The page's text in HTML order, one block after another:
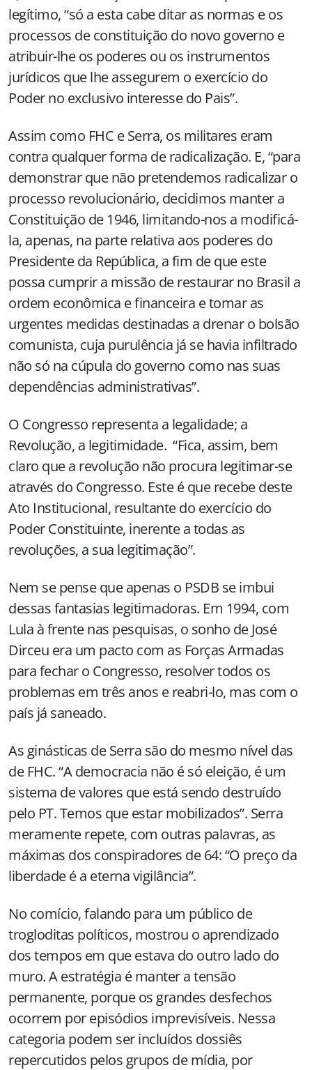
legítimo, “só a esta cabe ditar as normas e os
processos de constituição do novo governo e
atribuir-lhe os poderes ou os instrumentos
jurídicos que lhe assegurem o exercício do
Poder no exclusivo interesse do Pais”.
Assim como FHC e Serra, os militares eram
contra qualquer forma de radicalização. E, “para
demonstrar que não pretendemos radicalizar o
processo revolucionário, decidimos manter a
Constituição de 1946, limitando-nos a modificá-
la, apenas, na parte relativa aos poderes do
Presidente da República, a fim de que este
possa cumprir a missão de restaurar no Brasil a
ordem econômica e financeira e tomar as
urgentes medidas destinadas a drenar o bolsão
comunista, cuja purulência já se havia infiltrado
não só na cúpula do governo como nas suas
dependências administrativas”.
O Congresso representa a legalidade; a
Revolução, a legitimidade. “Fica, assim, bem
claro que a revolução não procura legitimar-se
através do Congresso. Este é que recebe deste
Ato Institucional, resultante do exercício do
Poder Constituinte, inerente a todas as
revoluções, a sua legitimação”.
Nem se pense que apenas o PSDB se imbui
dessas fantasias legitimadoras. Em 1994, com
Lula à frente nas pesquisas, o sonho de José
Dirceu era um pacto com as Forças Armadas
para fechar o Congresso, resolver todos os
problemas em três anos e reabri-lo, mas com o
país já saneado.
As ginásticas de Serra são do mesmo nível das
de FHC. “A democracia não é só eleição, é um
sistema de valores que está sendo destruído
pelo PT. Temos que estar mobilizados”. Serra
meramente repete, com outras palavras, as
máximas dos conspiradores de 64: “O preço da
liberdade é a eterna vigilância”.
No comício, falando para um público de
trogloditas políticos, mostrou o aprendizado
dos tempos em que estava do outro lado do
muro. A estratégia é manter a tensão
permanente, porque os grandes desfechos
ocorrem por episódios imprevisíveis. Nessa
categoria podem ser incluídos dossiês
repercutidos pelos grupos de mídia, por